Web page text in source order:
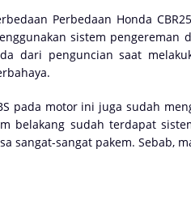
Perbedaan Honda
sistem pengereman
dari penguncian saat
pada motor ini juga sudah
belakang sudah terdapat
sangat-sangat pakem. Sebab,